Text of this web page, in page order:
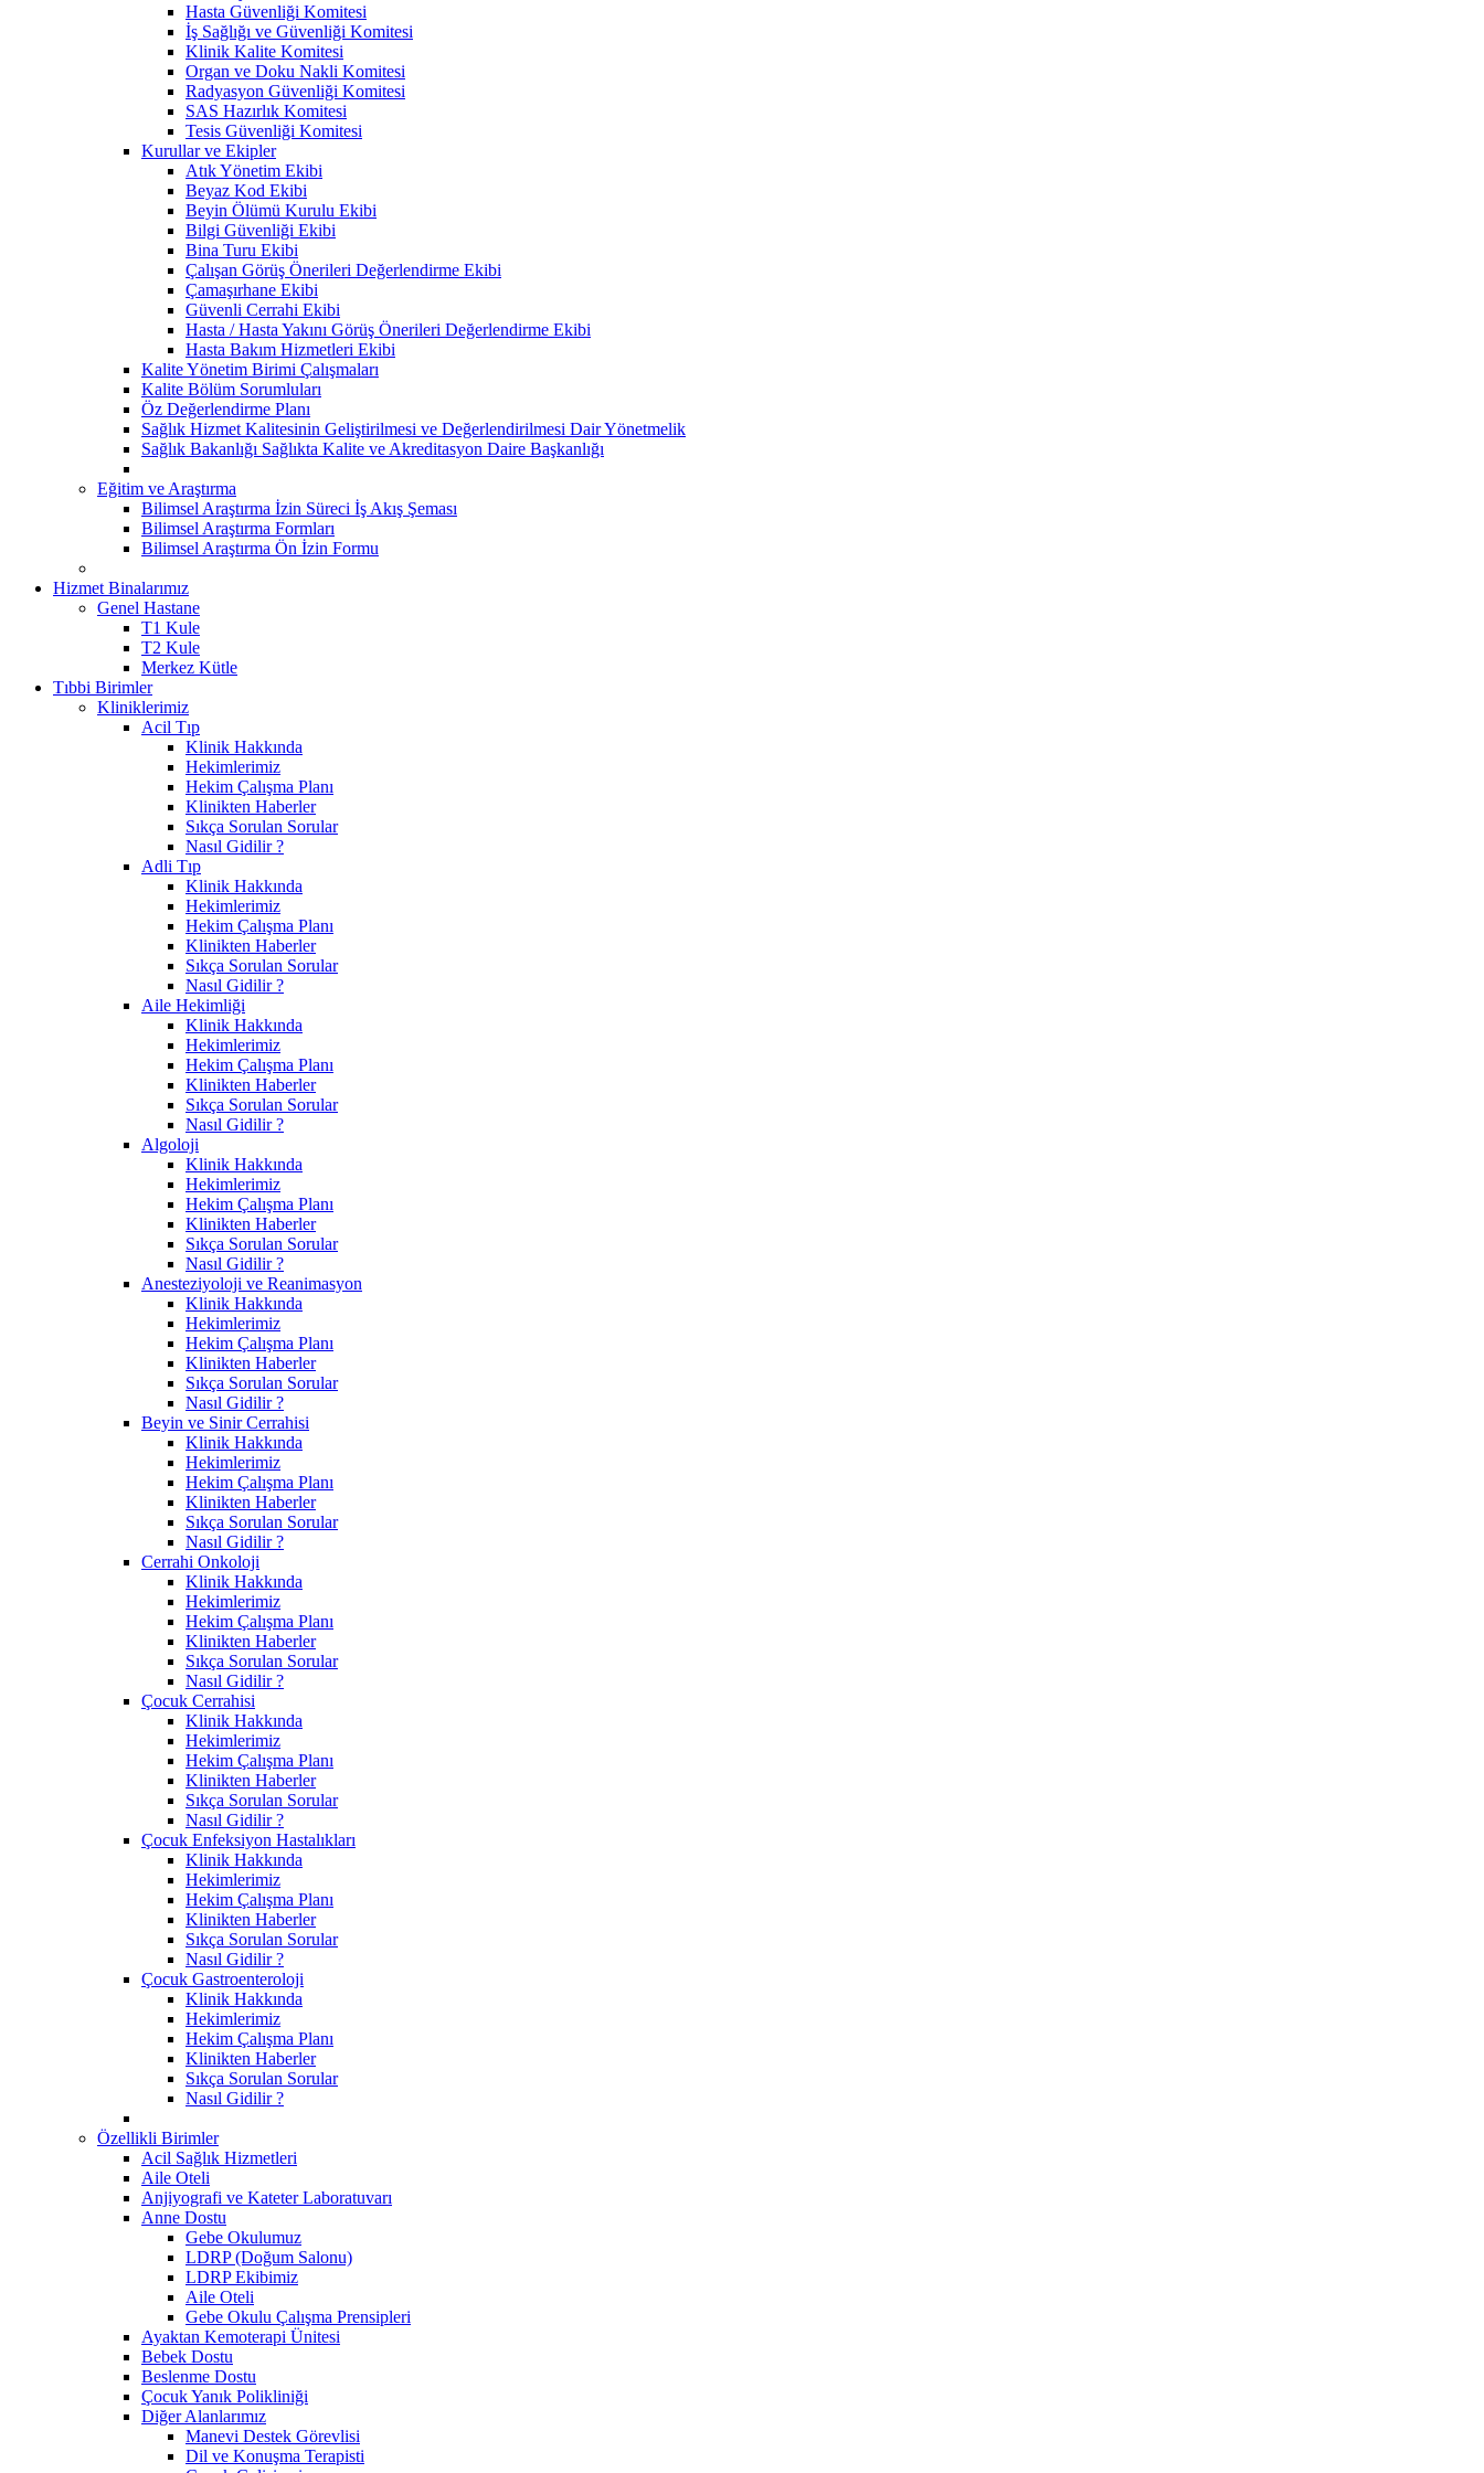
Hasta Güvenliği Komitesi
İş Sağlığı ve Güvenliği Komitesi
Klinik Kalite Komitesi
Organ ve Doku Nakli Komitesi
Radyasyon Güvenliği Komitesi
SAS Hazırlık Komitesi
Tesis Güvenliği Komitesi
Kurullar ve Ekipler
Atık Yönetim Ekibi
Beyaz Kod Ekibi
Beyin Ölümü Kurulu Ekibi
Bilgi Güvenliği Ekibi
Bina Turu Ekibi
Çalışan Görüş Önerileri Değerlendirme Ekibi
Çamaşırhane Ekibi
Güvenli Cerrahi Ekibi
Hasta / Hasta Yakını Görüş Önerileri Değerlendirme Ekibi
Hasta Bakım Hizmetleri Ekibi
Kalite Yönetim Birimi Çalışmaları
Kalite Bölüm Sorumluları
Öz Değerlendirme Planı
Sağlık Hizmet Kalitesinin Geliştirilmesi ve Değerlendirilmesi Dair Yönetmelik
Sağlık Bakanlığı Sağlıkta Kalite ve Akreditasyon Daire Başkanlığı
Eğitim ve Araştırma
Bilimsel Araştırma İzin Süreci İş Akış Şeması
Bilimsel Araştırma Formları
Bilimsel Araştırma Ön İzin Formu
Hizmet Binalarımız
Genel Hastane
T1 Kule
T2 Kule
Merkez Kütle
Tıbbi Birimler
Kliniklerimiz
Acil Tıp
Klinik Hakkında
Hekimlerimiz
Hekim Çalışma Planı
Klinikten Haberler
Sıkça Sorulan Sorular
Nasıl Gidilir ?
Adli Tıp
Klinik Hakkında
Hekimlerimiz
Hekim Çalışma Planı
Klinikten Haberler
Sıkça Sorulan Sorular
Nasıl Gidilir ?
Aile Hekimliği
Klinik Hakkında
Hekimlerimiz
Hekim Çalışma Planı
Klinikten Haberler
Sıkça Sorulan Sorular
Nasıl Gidilir ?
Algoloji
Klinik Hakkında
Hekimlerimiz
Hekim Çalışma Planı
Klinikten Haberler
Sıkça Sorulan Sorular
Nasıl Gidilir ?
Anesteziyoloji ve Reanimasyon
Klinik Hakkında
Hekimlerimiz
Hekim Çalışma Planı
Klinikten Haberler
Sıkça Sorulan Sorular
Nasıl Gidilir ?
Beyin ve Sinir Cerrahisi
Klinik Hakkında
Hekimlerimiz
Hekim Çalışma Planı
Klinikten Haberler
Sıkça Sorulan Sorular
Nasıl Gidilir ?
Cerrahi Onkoloji
Klinik Hakkında
Hekimlerimiz
Hekim Çalışma Planı
Klinikten Haberler
Sıkça Sorulan Sorular
Nasıl Gidilir ?
Çocuk Cerrahisi
Klinik Hakkında
Hekimlerimiz
Hekim Çalışma Planı
Klinikten Haberler
Sıkça Sorulan Sorular
Nasıl Gidilir ?
Çocuk Enfeksiyon Hastalıkları
Klinik Hakkında
Hekimlerimiz
Hekim Çalışma Planı
Klinikten Haberler
Sıkça Sorulan Sorular
Nasıl Gidilir ?
Çocuk Gastroenteroloji
Klinik Hakkında
Hekimlerimiz
Hekim Çalışma Planı
Klinikten Haberler
Sıkça Sorulan Sorular
Nasıl Gidilir ?
Özellikli Birimler
Acil Sağlık Hizmetleri
Aile Oteli
Anjiyografi ve Kateter Laboratuvarı
Anne Dostu
​Gebe Okulumuz
LDRP (Doğum Salonu)
LDRP Ekibimiz
Aile Oteli
Gebe Okulu Çalışma Prensipleri
Ayaktan Kemoterapi Ünitesi
Bebek Dostu
Beslenme Dostu
Çocuk Yanık Polikliniği
Diğer Alanlarımız
Manevi Destek Görevlisi
Dil ve Konuşma Terapisti